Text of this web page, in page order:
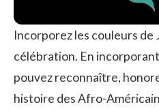
Incorporez les couleurs
célébration. En
pouvez reconnaître,
histoire des Afro-